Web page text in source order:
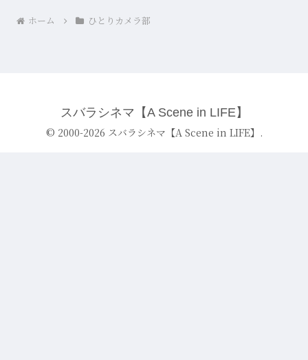
ホーム ひとりカメラ部
スバラシネマ【A Scene in LIFE】
© 2000-2026 スバラシネマ【A Scene in LIFE】.